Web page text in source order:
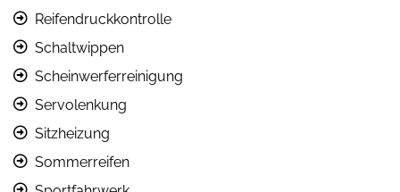
Reifendruckkontrolle
Schaltwippen
Scheinwerferreinigung
Servolenkung
Sitzheizung
Sommerreifen